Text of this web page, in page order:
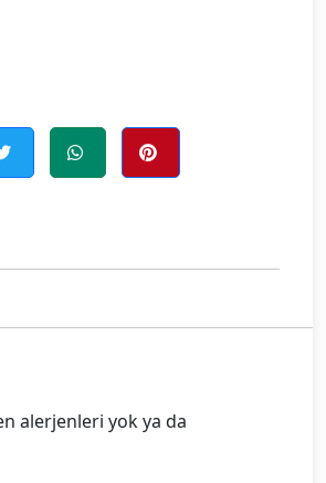
alerjenleri yok ya da